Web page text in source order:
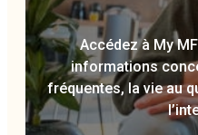
Accédez à My
informations
fréquentes, la vie au